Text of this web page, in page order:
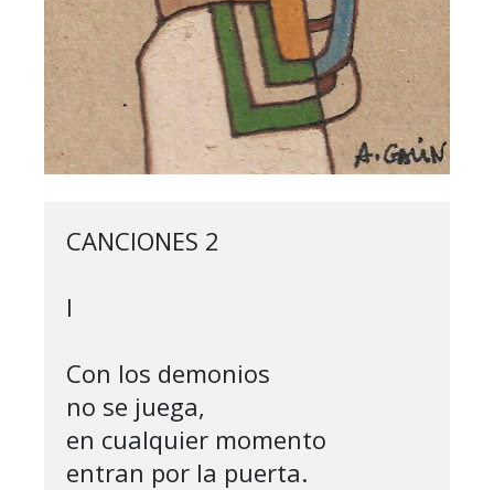
CANCIONES 2
I
Con los demonios
no se juega,
en cualquier momento
entran por la puerta.